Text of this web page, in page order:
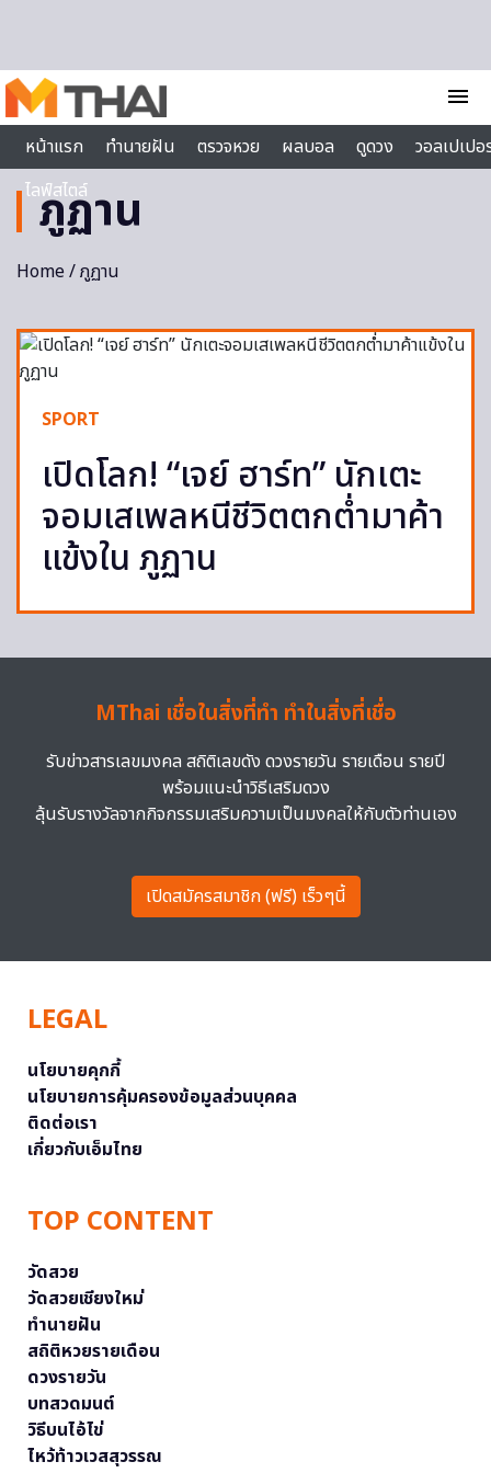
menu
หน้าแรก
ทำนายฝัน ตรวจหวย ผลบอล ดูดวง
วอลเปเป
ไลฟ์สไตล์
ภูฏาน
Home/ ภูฏาน
SPORT
เปิดโลก! “เจย์ ฮาร์ท” นักเตะ
จอมเสเพลหนีชีวิตตกต่ำมาค้า
แข้งใน ภูฏาน
MThai เชื่อในสิ่งที่ทำ ทำในสิ่งที่เชื่อ
รับข่าวสารเลขมงคล สถิติเลขดัง ดวงรายวัน รายเดือน รายปี
พร้อมแนะนำวิธีเสริมดวง
ลุ้นรับรางวัลจากกิจกรรมเสริมความเป็นมงคลให้กับตัวท่านเอง
เปิดสมัครสมาชิก (ฟรี) เร็วๆนี้
LEGAL
นโยบายคุกกี้
นโยบายการคุ้มครองข้อมูลส่วนบุคคล
ติดต่อเรา
เกี่ยวกับเอ็มไทย
TOP CONTENT
วัดสวย
วัดสวยเชียงใหม่
ทำนายฝัน
สถิติหวยรายเดือน
ดวงรายวัน
บทสวดมนต์
วิธีบนไอ้ไข่
ไหว้ท้าวเวสสุวรรณ